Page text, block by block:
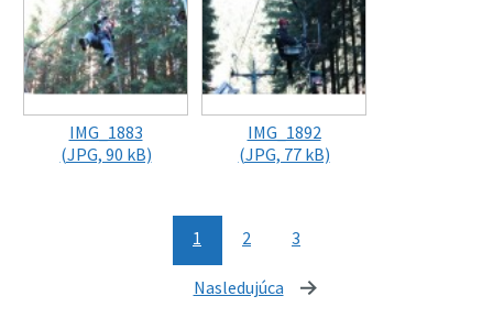
IMG_1883
(JPG, 90 kB)
IMG_1892
(JPG, 77 kB)
1 2 3
Nasledujúca stránka